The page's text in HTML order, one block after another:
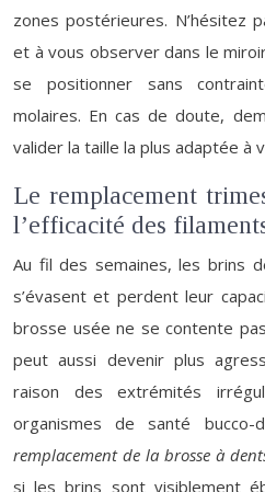
zones postérieures. N’hésitez
et à vous observer dans le
se positionner sans
molaires. En cas de doute,
valider la taille la plus adaptée à
Le remplacement
l’efficacité des
Au fil des semaines, les brins
s’évasent et perdent leur
brosse usée ne se contente
peut aussi devenir plus
raison des extrémités
organismes de santé bucco-
remplacement de la brosse à
si les brins sont visiblement